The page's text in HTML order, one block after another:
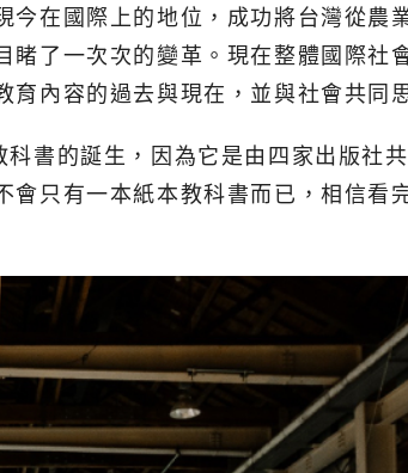
在國際上的地位，成功將台灣從農
了一次次的變革。現在整體國際社
內容的過去與現在，並與社會共同
書的誕生，因為它是由四家出版社
只有一本紙本教科書而已，相信看